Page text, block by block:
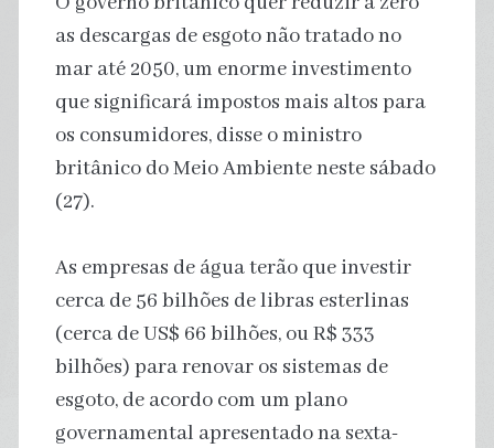
as descargas de esgoto não tratado no
mar até 2050, um enorme investimento
que significará impostos mais altos para
os consumidores, disse o ministro
britânico do Meio Ambiente neste sábado
(27).
As empresas de água terão que investir
cerca de 56 bilhões de libras esterlinas
(cerca de US$ 66 bilhões, ou R$ 333
bilhões) para renovar os sistemas de
esgoto, de acordo com um plano
governamental apresentado na sexta-